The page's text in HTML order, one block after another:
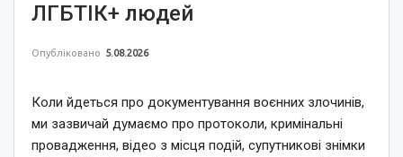
ЛГБТІК+ людей
Опубліковано 5.08.2026
Коли йдеться про документування воєнних злочинів,
ми зазвичай думаємо про протоколи, кримінальні
провадження, відео з місця подій, супутникові знімки